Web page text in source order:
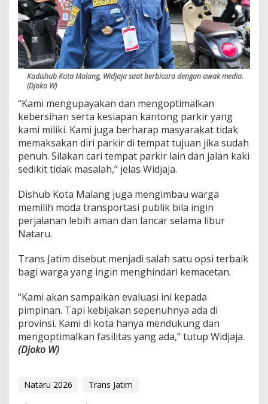
Kadishub Kota Malang, Widjaja saat berbicara dengan awak media.
(Djoko W)
“Kami mengupayakan dan mengoptimalkan
kebersihan serta kesiapan kantong parkir yang
kami miliki. Kami juga berharap masyarakat tidak
memaksakan diri parkir di tempat tujuan jika sudah
penuh. Silakan cari tempat parkir lain dan jalan kaki
sedikit tidak masalah,” jelas Widjaja.
Dishub Kota Malang juga mengimbau warga
memilih moda transportasi publik bila ingin
perjalanan lebih aman dan lancar selama libur
Nataru.
Trans Jatim disebut menjadi salah satu opsi terbaik
bagi warga yang ingin menghindari kemacetan.
“Kami akan sampaikan evaluasi ini kepada
pimpinan. Tapi kebijakan sepenuhnya ada di
provinsi. Kami di kota hanya mendukung dan
mengoptimalkan fasilitas yang ada,” tutup Widjaja.
(Djoko W)
Nataru 2026
Trans Jatim